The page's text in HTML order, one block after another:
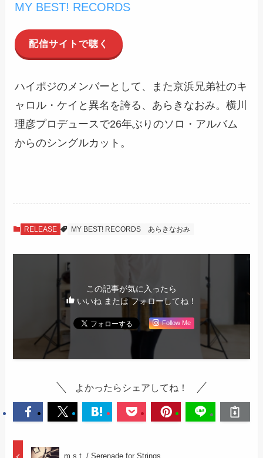
MY BEST! RECORDS
配信サイトで聴く
ハイポジのメンバーとして、また京浜兄弟社のキ
ャロル・ケイと異名を誇る、あらきなおみ。横川
理彦プロデュースで26年ぶりのソロ・アルバム
からのシングルカット。
RELEASE MY BEST! RECORDS あらきなおみ
この記事が気に入ったら
いいね または フォローしてね！
Follow Me
よかったらシェアしてね！
m.s.t. / Serenade for Strings